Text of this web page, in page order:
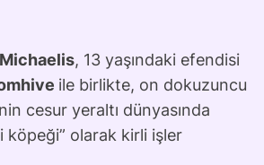
, 13 yaşındaki efendisi
ile birlikte, on dokuzuncu
cesur yeraltı dünyasında
köpeği” olarak kirli işler